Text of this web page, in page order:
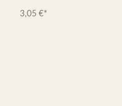
3,05 €*